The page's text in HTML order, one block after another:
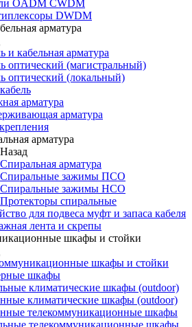
OADM CWDM
DWDM
арматура
и кабельная арматура
оптический (магистральный)
оптический (локальный)
арматура
арматура
арматура
Назад
Спиральная арматура
Спиральные зажимы ПСО
Спиральные зажимы НСО
Протекторы спиральные
для подвеса муфт и запаса кабеля
лента и скрепы
шкафы и стойки
шкафы и стойки
шкафы
климатические шкафы (outdoor)
климатические шкафы (outdoor)
телекоммуникационные шкафы
телекоммуникационные шкафы